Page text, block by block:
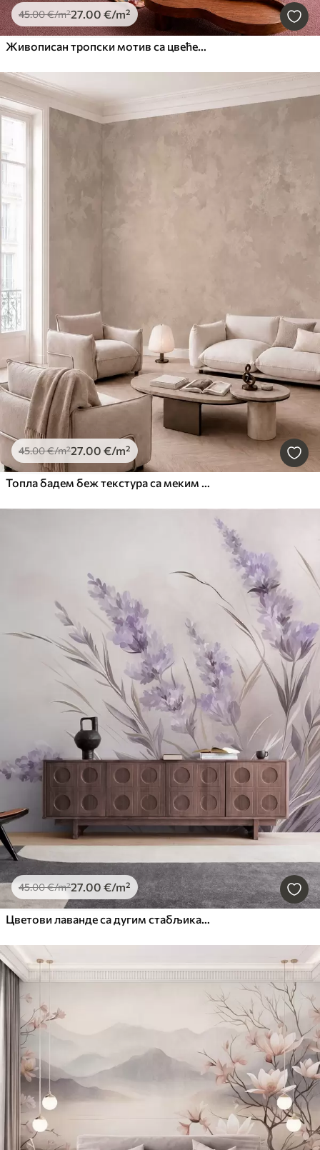
45.00€/m²27.00 €/m²
Живописан тропски мотив са цвећем, лишћем и шареним воћем
45.00€/m²27.00 €/m²
Топла бадем беж текстура са меким природним тоналним прелазима
45.00€/m²27.00 €/m²
Цветови лаванде са дугим стабљикама и листовима, мека пастелна текстурирана уметност